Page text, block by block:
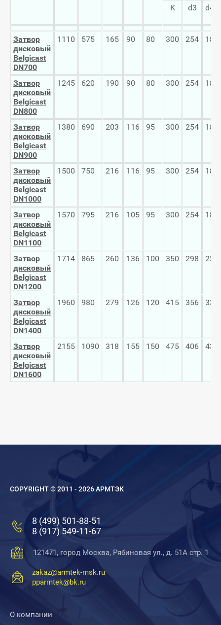
K
d3
d4
Затвор
дисковый
Belgicast
DN700
1110 575 165 90 80 300 254 18
Затвор
дисковый
Belgicast
DN800
1245 620 190 90 80 300 254 18
Затвор
дисковый
Belgicast
DN900
1380 690 203 116 95 300 254 18
Затвор
дисковый
Belgicast
DN1000
1500 750 216 116 95 300 254 18
Затвор
дисковый
Belgicast
DN1100
1570 795 216 105 95 300 254 18
Затвор
дисковый
Belgicast
DN1200
1714 865 260 136 100 350 298 22
Затвор
дисковый
Belgicast
DN1400
1960 980 279 126 120 415 356 33
Затвор
дисковый
Belgicast
DN1600
2155 1090 318 155 150 475 406 43
COPYRIGHT © 2011 - 2026 АРМТЭК
8 (499) 501-88-51
8 (917) 549-11-67
121471, город Москва, Рябиновая ул., д. 51А стр. 1
zakaz@armtek-msk.ru
pparmtek@bk.ru
О компании